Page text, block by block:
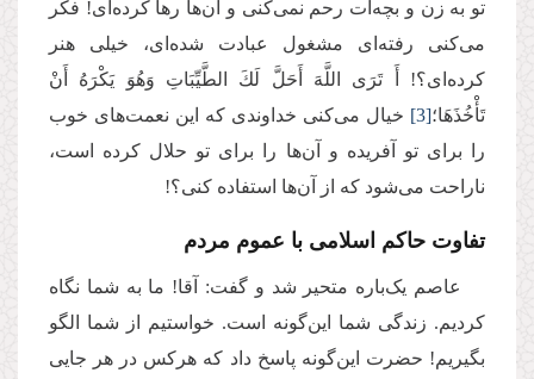
تو به زن و بچه‌ات رحم نمی‌کنی و آن‌ها رها کرده‌ای! فکر
می‌کنی رفته‌ای مشغول عبادت شده‌ای، خیلی هنر
کرده‌ای؟! أَ تَرَى اللَّهَ أَحَلَّ لَكَ الطَّیِّبَاتِ وَهُوَ یَكْرَهُ أَنْ
تَأْخُذَهَا؛[3] خیال می‌کنی خداوندی که این نعمت‌های خوب
را برای تو آفریده و آن‌ها را برای تو حلال کرده است،
ناراحت می‌شود که از آن‌ها استفاده کنی؟!
تفاوت حاکم اسلامی با عموم مردم
عاصم یک‌باره متحیر شد و گفت: آقا! ما به شما نگاه
کردیم. زندگی شما این‌گونه است. خواستیم از شما الگو
بگیریم! حضرت این‌گونه پاسخ داد که هرکس در هر جایی